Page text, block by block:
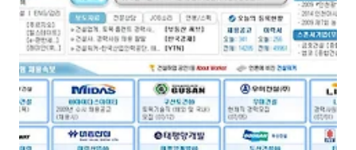
1위를 차지했다. ■ 종합·일반건설 부문··· 대우-현대-대림-삼성順 대우건설이
공격적인 채용마케팅을 펼치면서 1위 자리 굳히기에 들어갔다. 올 상반기에 매
월 구인공고를..